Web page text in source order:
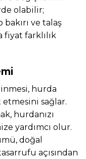
olabilir;
bakırı ve talaş
fiyat farklılık
hurda
sağlar.
hurdanızı
yardımcı olur.
doğal
açısından